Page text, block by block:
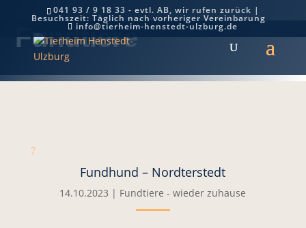
041 93 / 9 18 33 - evtl. AB, wir rufen zurück |
Besuchszeit: Täglich nach vorheriger Vereinbarung
info@tierheim-henstedt-ulzburg.de
Fundtiere
7
Fundhund – Nordterstedt
14.10.2023 | Fundtiere - wieder zuhause